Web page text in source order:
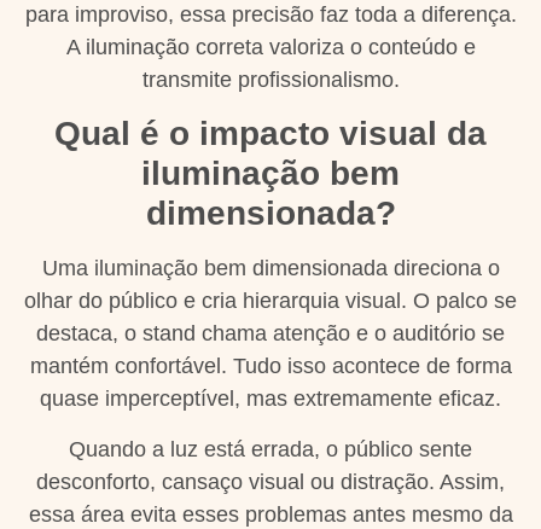
para improviso, essa precisão faz toda a diferença.
A iluminação correta valoriza o conteúdo e
transmite profissionalismo.
Qual é o impacto visual da
iluminação bem
dimensionada?
Uma iluminação bem dimensionada direciona o
olhar do público e cria hierarquia visual. O palco se
destaca, o stand chama atenção e o auditório se
mantém confortável. Tudo isso acontece de forma
quase imperceptível, mas extremamente eficaz.
Quando a luz está errada, o público sente
desconforto, cansaço visual ou distração. Assim,
essa área evita esses problemas antes mesmo da